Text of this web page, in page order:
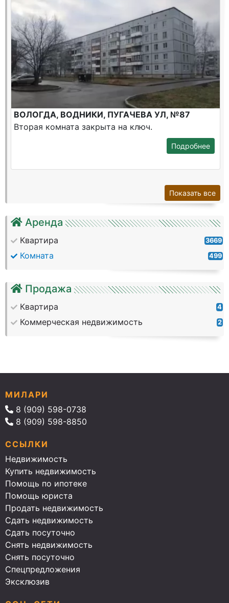
Аренда
Квартира 3669
Комната 499
Продажа
Квартира 4
Коммерческая недвижимость 2
ВОЛОГДА, ВОДНИКИ, ПУГАЧЕВА УЛ, №87
Вторая комната закрыта на ключ.
Подробнее
Показать все
МИЛАРИ
8 (909) 598-0738
8 (909) 598-8850
ССЫЛКИ
Недвижимость
Купить недвижимость
Помощь по ипотеке
Помощь юриста
Продать недвижимость
Сдать недвижимость
Сдать посуточно
Снять недвижимость
Снять посуточно
Спецпредложения
Эксклюзив